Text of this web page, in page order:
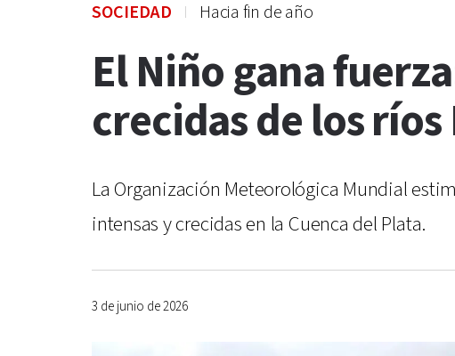
SOCIEDAD Hacia fin de año
El Niño gana
crecidas de los
La Organización Meteorológica Mundial
intensas y crecidas en la Cuenca del Plata.
3 de junio de 2026